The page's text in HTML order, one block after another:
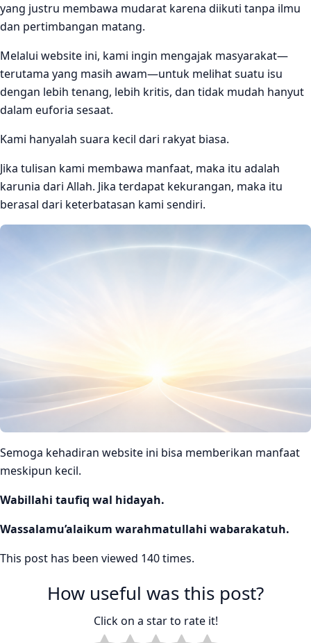
yang justru membawa mudarat karena diikuti tanpa ilmu
dan pertimbangan matang.
Melalui website ini, kami ingin mengajak masyarakat—
terutama yang masih awam—untuk melihat suatu isu
dengan lebih tenang, lebih kritis, dan tidak mudah hanyut
dalam euforia sesaat.
Kami hanyalah suara kecil dari rakyat biasa.
Jika tulisan kami membawa manfaat, maka itu adalah
karunia dari Allah. Jika terdapat kekurangan, maka itu
berasal dari keterbatasan kami sendiri.
Semoga kehadiran website ini bisa memberikan manfaat
meskipun kecil.
Wabillahi taufiq wal hidayah.
Wassalamu’alaikum warahmatullahi wabarakatuh.
This post has been viewed 140 times.
How useful was this post?
Click on a star to rate it!